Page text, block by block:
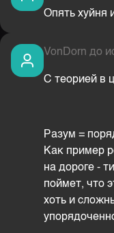
Опять хуйня
VonDorn до
С теорией в
Разум =
Как пример
на дороге -
поймет, что
хоть и